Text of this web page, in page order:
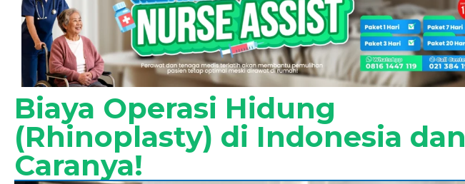
Biaya Operasi Hidung
(Rhinoplasty) di Indonesia dan
Caranya!